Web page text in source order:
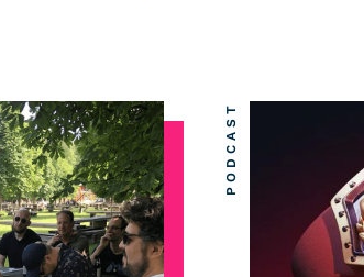
PODCAST